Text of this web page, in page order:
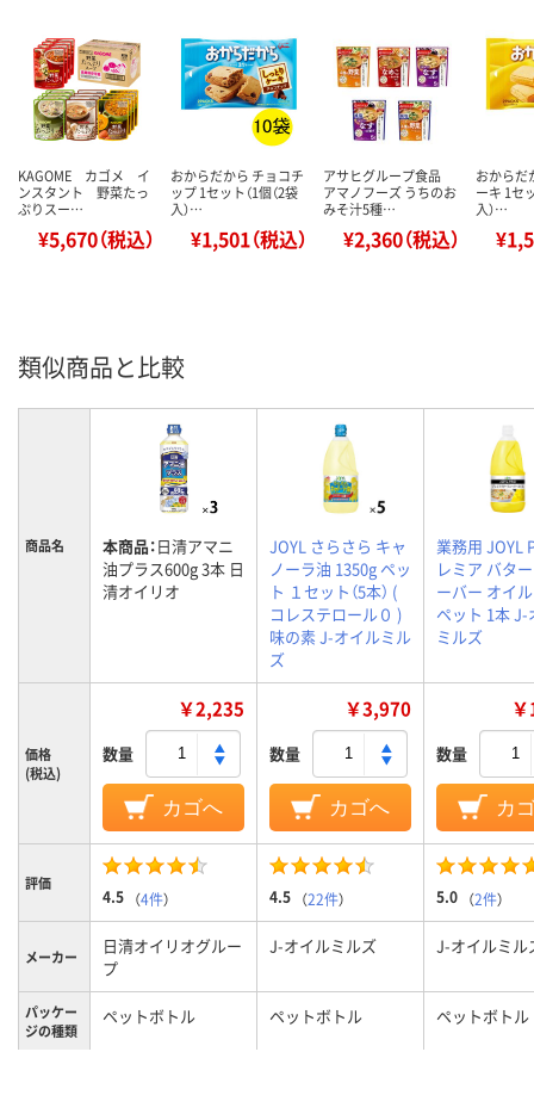
KAGOME カゴメ イ
ンスタント 野菜たっ
ぷりスー…
¥5,670（税込）
おからだから チョコチ
ップ 1セット（1個（2袋
入）…
¥1,501（税込）
アサヒグループ食品
アマノフーズ うちのお
みそ汁5種…
¥2,360（税込）
おからだ
ーキ 1セ
入）…
類似商品と比較
商品名 本商品：日清アマニ
油プラス600g 3本 日
清オイリオ
JOYL さらさら キャ
ノーラ油 1350g ペッ
ト １セット（5本） (
コレステロール０ )
味の素 J-オイルミル
ズ
業務用 JOYL
レミア バタ
ーバー オイ
ペット 1本 J-
ミルズ
価格
(税込)
￥2,235
数量
カゴへ
￥3,970
数量
カゴへ
数量
カ
評価
4.5 （4件） 4.5 （22件） 5.0 （2件）
メーカー
日清オイリオグルー
プ
J-オイルミルズ J-オイルミル
パッケー
ジの種類
ペットボトル ペットボトル ペットボトル